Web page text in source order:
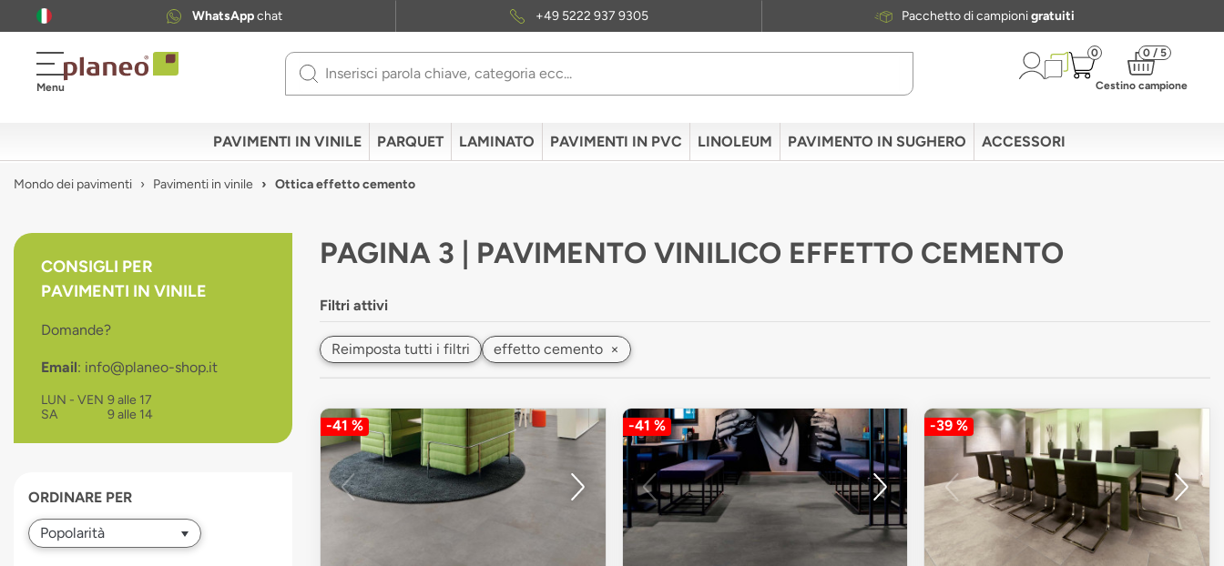
WhatsAppchat +49 5222 937 9305 Pacchetto di campionigratuiti
Menu
Use
down
arrows
to
Press
selected
search
Touch
devices
users
0 0 / 5
Cestino campione
PAVIMENTI IN VINILE PARQUET LAMINATO PAVIMENTI IN PVC LINOLEUM PAVIMENTO IN SUGHERO ACCESSORI
Mondo dei pavimenti Pavimenti in vinile Ottica effetto cemento
CONSIGLI PER
PAVIMENTI IN VINILE
Domande?
Email: info@planeo-shop.it
LUN - VEN 9 alle 17
SA
9 alle 14
ORDINARE PER
PAGINA 3 | PAVIMENTO VINILICO EFFETTO CEMENTO
Filtri attivi
Reimposta tutti i filtri effetto cemento ×
-41 % -41 % -39 %